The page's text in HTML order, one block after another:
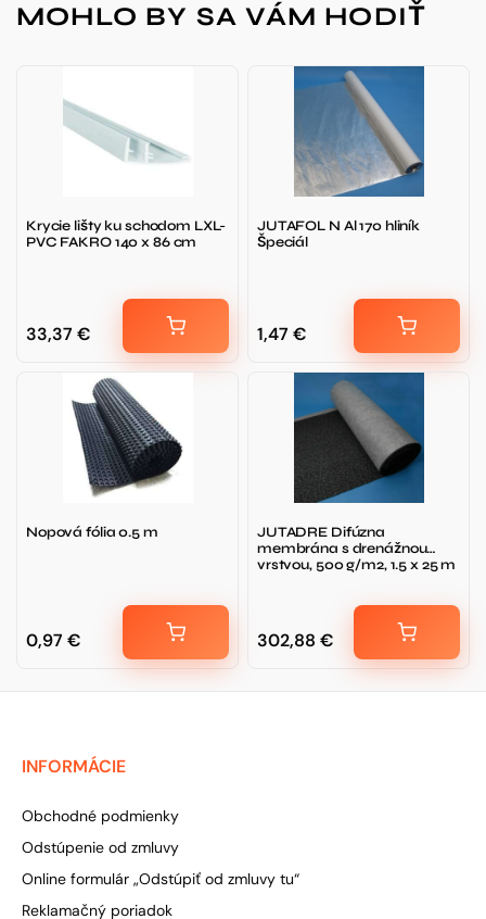
MOHLO BY SA VÁM HODIŤ
Krycie lišty ku schodom LXL-
PVC FAKRO 140 x 86 cm
33,37 €
JUTAFOL N Al 170 hliník
Špeciál
1,47 €
Nopová fólia 0.5 m
0,97 €
JUTADRE Difúzna
membrána s drenážnou
vrstvou, 500 g/m2, 1.5 x 25 m
302,88 €
INFORMÁCIE
Obchodné podmienky
Odstúpenie od zmluvy
Online formulár „Odstúpiť od zmluvy tu“
Reklamačný poriadok